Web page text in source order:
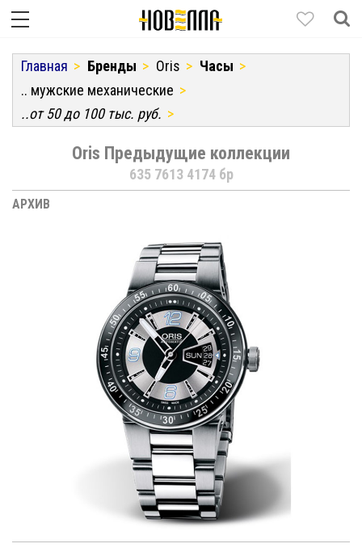
Главная Бренды Oris
Часы
.. мужские механические
..от 50 до 100 тыс. руб.
Oris Предыдущие коллекции
635 7613 4174 бр
АРХИВ